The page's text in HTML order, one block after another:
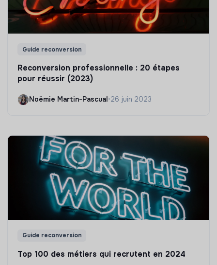
Guide reconversion
Reconversion professionnelle : 20 étapes
pour réussir (2023)
Noëmie Martin-Pascual •26 juin 2023
Guide reconversion
Top 100 des métiers qui recrutent en 2024